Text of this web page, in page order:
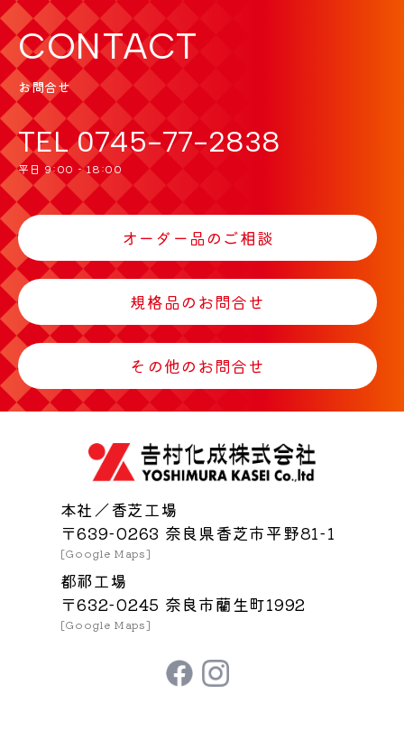
CONTACT
お問合せ
TEL0745-77-2838
平日 9:00 - 18:00
オーダー品のご相談
規格品のお問合せ
その他のお問合せ
本社／香芝工場
〒639-0263 奈良県香芝市平野81-1
[Google Maps]
都祁工場
〒632-0245 奈良市藺生町1992
[Google Maps]